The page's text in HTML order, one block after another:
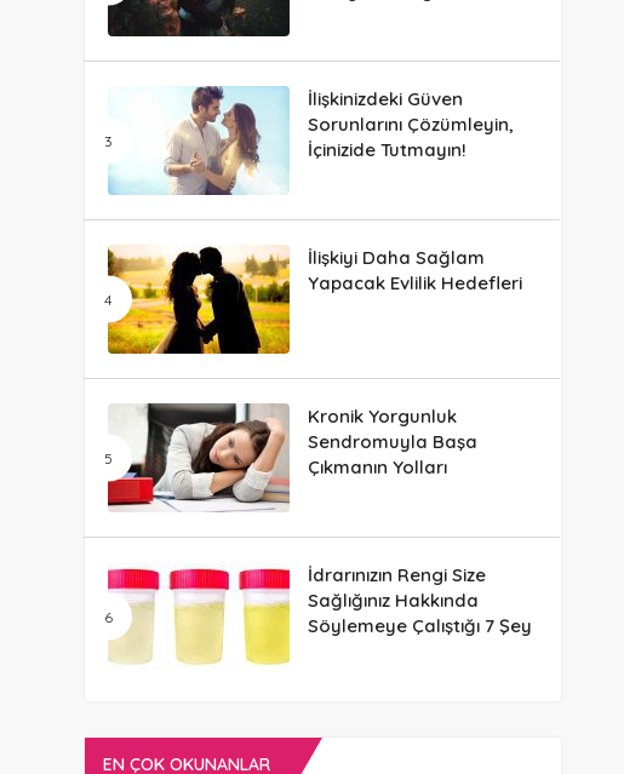
İlişkinizdeki Güven
Sorunlarını Çözümleyin,
İçinizide Tutmayın!
İlişkiyi Daha Sağlam
Yapacak Evlilik Hedefleri
Kronik Yorgunluk
Sendromuyla Başa
Çıkmanın Yolları
İdrarınızın Rengi Size
Sağlığınız Hakkında
Söylemeye Çalıştığı 7 Şey
EN ÇOK OKUNANLAR